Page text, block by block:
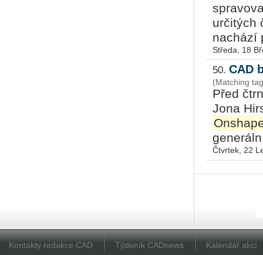
určitých
nachází
Středa, 18
50. CAD
(Matching
Před
Jona
Čtvrtek, 22
Kontakty redakce CAD Týdeník CADnews Kalendář akcí